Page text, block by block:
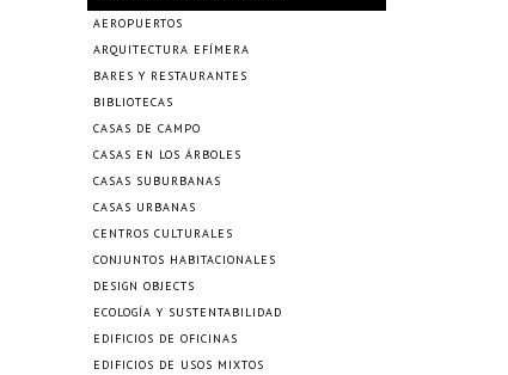
AEROPUERTOS
ARQUITECTURA EFÍMERA
BARES Y RESTAURANTES
BIBLIOTECAS
CASAS DE CAMPO
CASAS EN LOS ÁRBOLES
CASAS SUBURBANAS
CASAS URBANAS
CENTROS CULTURALES
CONJUNTOS HABITACIONALES
DESIGN OBJECTS
ECOLOGÍA Y SUSTENTABILIDAD
EDIFICIOS DE OFICINAS
EDIFICIOS DE USOS MIXTOS